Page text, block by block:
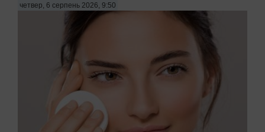
четвер, 6 серпень 2026, 9:50